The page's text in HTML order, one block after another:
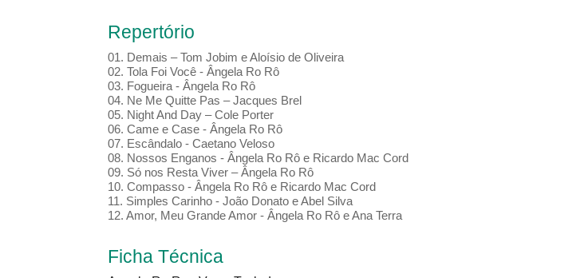
Repertório
01. Demais – Tom Jobim e Aloísio de Oliveira
02. Tola Foi Você - Ângela Ro Rô
03. Fogueira - Ângela Ro Rô
04. Ne Me Quitte Pas – Jacques Brel
05. Night And Day – Cole Porter
06. Came e Case - Ângela Ro Rô
07. Escândalo - Caetano Veloso
08. Nossos Enganos - Ângela Ro Rô e Ricardo Mac Cord
09. Só nos Resta Viver – Ângela Ro Rô
10. Compasso - Ângela Ro Rô e Ricardo Mac Cord
11. Simples Carinho - João Donato e Abel Silva
12. Amor, Meu Grande Amor - Ângela Ro Rô e Ana Terra
Ficha Técnica